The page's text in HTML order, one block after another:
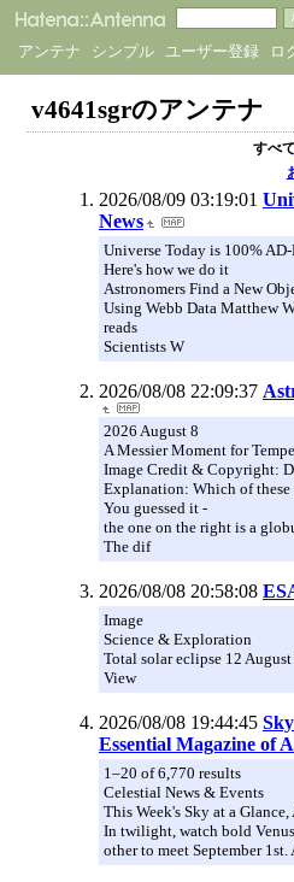
アンテナ シンプル ユーザー登録 ロ
v4641sgrのアンテナ
すべて
2026/08/09 03:19:01
News
Universe Today is 100%
Here's how we do it
Astronomers Find a New
Using Webb Data Matthew
reads
Scientists W
2026/08/08 22:09:37
2026 August 8
A Messier Moment for
Image Credit & Copyright:
Explanation: Which of these
You guessed it -
the one on the right is a
The dif
2026/08/08 20:58:08
Image
Science & Exploration
Total solar eclipse 12
View
2026/08/08 19:44:45
Essential Magazine of
1–20 of 6,770 results
Celestial News & Events
This Week's Sky at a
In twilight, watch bold
other to meet September